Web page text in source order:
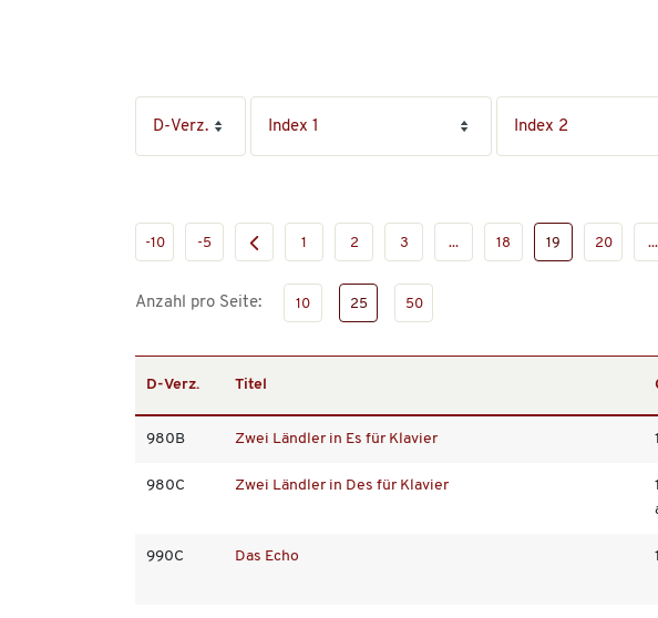
-10 -5 1 2 3 ... 18 19 20 ...
Anzahl pro Seite: 10 25 50
D-Verz. Titel
980B Zwei Ländler in Es für Klavier
980C Zwei Ländler in Des für Klavier
990C Das Echo